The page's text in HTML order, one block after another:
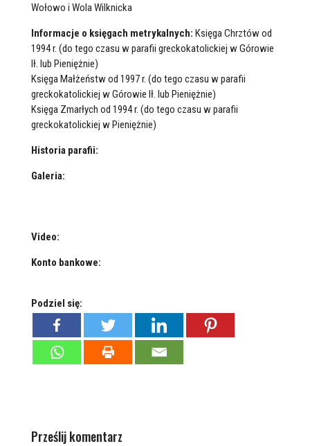
Wołowo i Wola Wilknicka
Informacje o księgach metrykalnych: Księga Chrztów od
1994 r. (do tego czasu w parafii greckokatolickiej w Górowie
Ił. lub Pieniężnie)
Księga Małżeństw od 1997 r. (do tego czasu w parafii
greckokatolickiej w Górowie Ił. lub Pieniężnie)
Księga Zmarłych od 1994 r. (do tego czasu w parafii
greckokatolickiej w Pieniężnie)
Historia parafii:
Galeria:
Video:
Konto bankowe:
Podziel się:
Prześlij komentarz